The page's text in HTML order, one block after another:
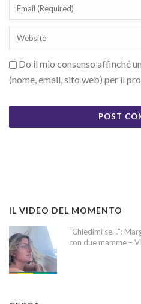
Do il mio consenso affinché
(nome, email, sito web) per il
IL VIDEO DEL MOMENTO
“Chiedimi se…”:
con due mamme –